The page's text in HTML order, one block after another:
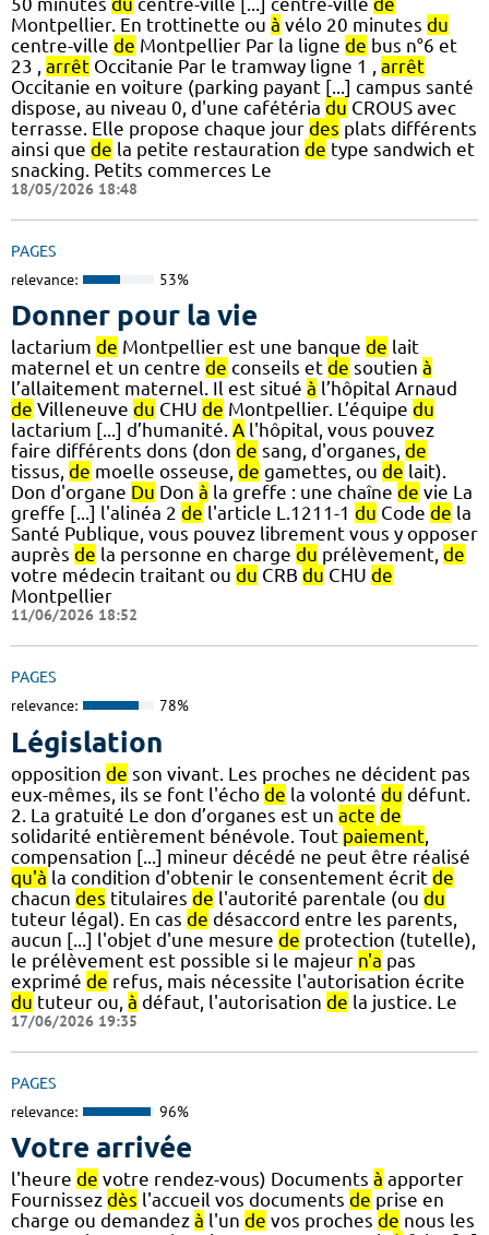
Montpellier. En trottinette ou à vélo 20 minutes du
centre-ville de Montpellier Par la ligne de bus n°6 et
23 , arrêt Occitanie Par le tramway ligne 1 , arrêt
Occitanie en voiture (parking payant [...] campus santé
dispose, au niveau 0, d'une cafétéria du CROUS avec
terrasse. Elle propose chaque jour des plats différents
ainsi que de la petite restauration de type sandwich et
snacking. Petits commerces Le
18/05/2026 18:48
PAGES
relevance: 53%
Donner pour la vie
lactarium de Montpellier est une banque de lait
maternel et un centre de conseils et de soutien à
l’allaitement maternel. Il est situé à l’hôpital Arnaud
de Villeneuve du CHU de Montpellier. L’équipe du
lactarium [...] d’humanité. A l'hôpital, vous pouvez
faire différents dons (don de sang, d'organes, de
tissus, de moelle osseuse, de gamettes, ou de lait).
Don d'organe Du Don à la greffe : une chaîne de vie La
greffe [...] l'alinéa 2 de l'article L.1211-1 du Code de la
Santé Publique, vous pouvez librement vous y opposer
auprès de la personne en charge du prélèvement, de
votre médecin traitant ou du CRB du CHU de
Montpellier
11/06/2026 18:52
PAGES
relevance: 78%
Législation
opposition de son vivant. Les proches ne décident pas
eux-mêmes, ils se font l'écho de la volonté du défunt.
2. La gratuité Le don d’organes est un acte de
solidarité entièrement bénévole. Tout paiement,
compensation [...] mineur décédé ne peut être réalisé
qu'à la condition d'obtenir le consentement écrit de
chacun des titulaires de l'autorité parentale (ou du
tuteur légal). En cas de désaccord entre les parents,
aucun [...] l'objet d'une mesure de protection (tutelle),
le prélèvement est possible si le majeur n'a pas
exprimé de refus, mais nécessite l'autorisation écrite
du tuteur ou, à défaut, l'autorisation de la justice. Le
17/06/2026 19:35
PAGES
relevance: 96%
Votre arrivée
l'heure de votre rendez-vous) Documents à apporter
Fournissez dès l'accueil vos documents de prise en
charge ou demandez à l'un de vos proches de nous les